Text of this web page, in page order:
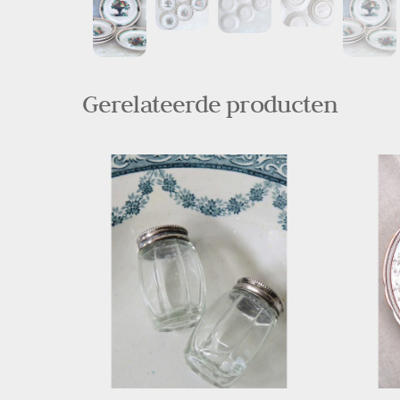
Gerelateerde producten